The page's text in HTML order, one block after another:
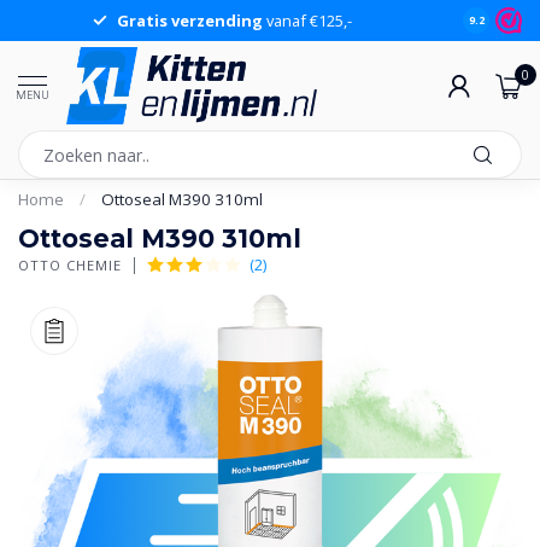
Gratis verzending vanaf €125,- 9.2
MENU
0
Home / Ottoseal M390 310ml
Ottoseal M390 310ml
OTTO CHEMIE (2)